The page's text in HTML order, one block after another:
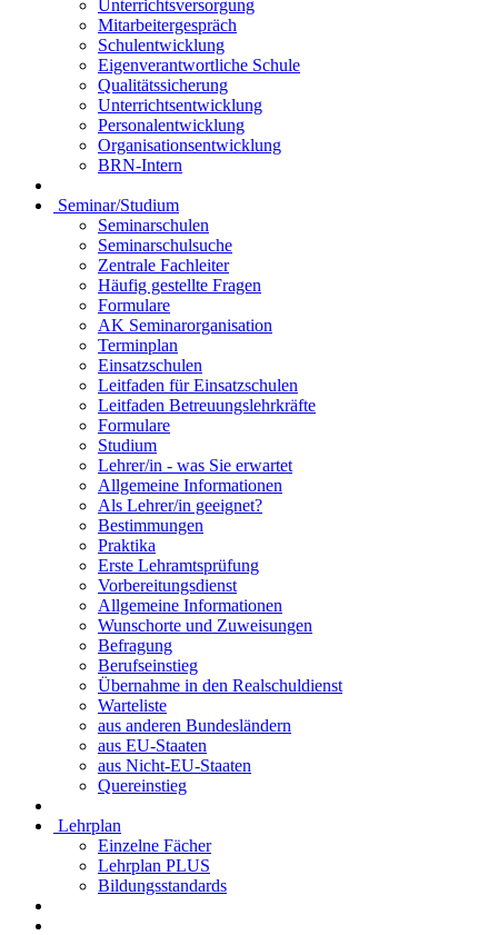
Unterrichtsversorgung
Mitarbeitergespräch
Schulentwicklung
Eigenverantwortliche Schule
Qualitätssicherung
Unterrichtsentwicklung
Personalentwicklung
Organisationsentwicklung
BRN-Intern
Seminar/Studium
Seminarschulen
Seminarschulsuche
Zentrale Fachleiter
Häufig gestellte Fragen
Formulare
AK Seminarorganisation
Terminplan
Einsatzschulen
Leitfaden für Einsatzschulen
Leitfaden Betreuungslehrkräfte
Formulare
Studium
Lehrer/in - was Sie erwartet
Allgemeine Informationen
Als Lehrer/in geeignet?
Bestimmungen
Praktika
Erste Lehramtsprüfung
Vorbereitungsdienst
Allgemeine Informationen
Wunschorte und Zuweisungen
Befragung
Berufseinstieg
Übernahme in den Realschuldienst
Warteliste
aus anderen Bundesländern
aus EU-Staaten
aus Nicht-EU-Staaten
Quereinstieg
Lehrplan
Einzelne Fächer
Lehrplan PLUS
Bildungsstandards